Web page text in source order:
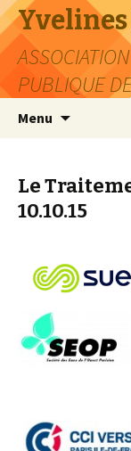
PUBLIQUE
Menu
Le
10.10.15